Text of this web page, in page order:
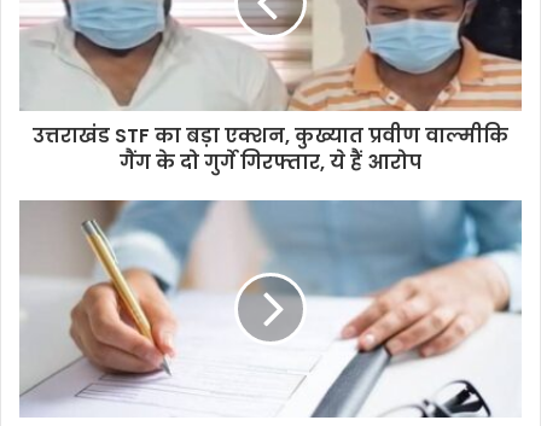
उत्तराखंड STF का बड़ा एक्शन, कुख्यात प्रवीण वाल्मीकि
गैंग के दो गुर्गे गिरफ्तार, ये हैं आरोप